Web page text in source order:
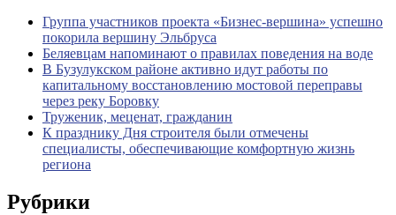
Группа участников проекта «Бизнес‑вершина» успешно
покорила вершину Эльбруса
Беляевцам напоминают о правилах поведения на воде
В Бузулукском районе активно идут работы по
капитальному восстановлению мостовой переправы
через реку Боровку
Труженик, меценат, гражданин
К празднику Дня строителя были отмечены
специалисты, обеспечивающие комфортную жизнь
региона
Рубрики